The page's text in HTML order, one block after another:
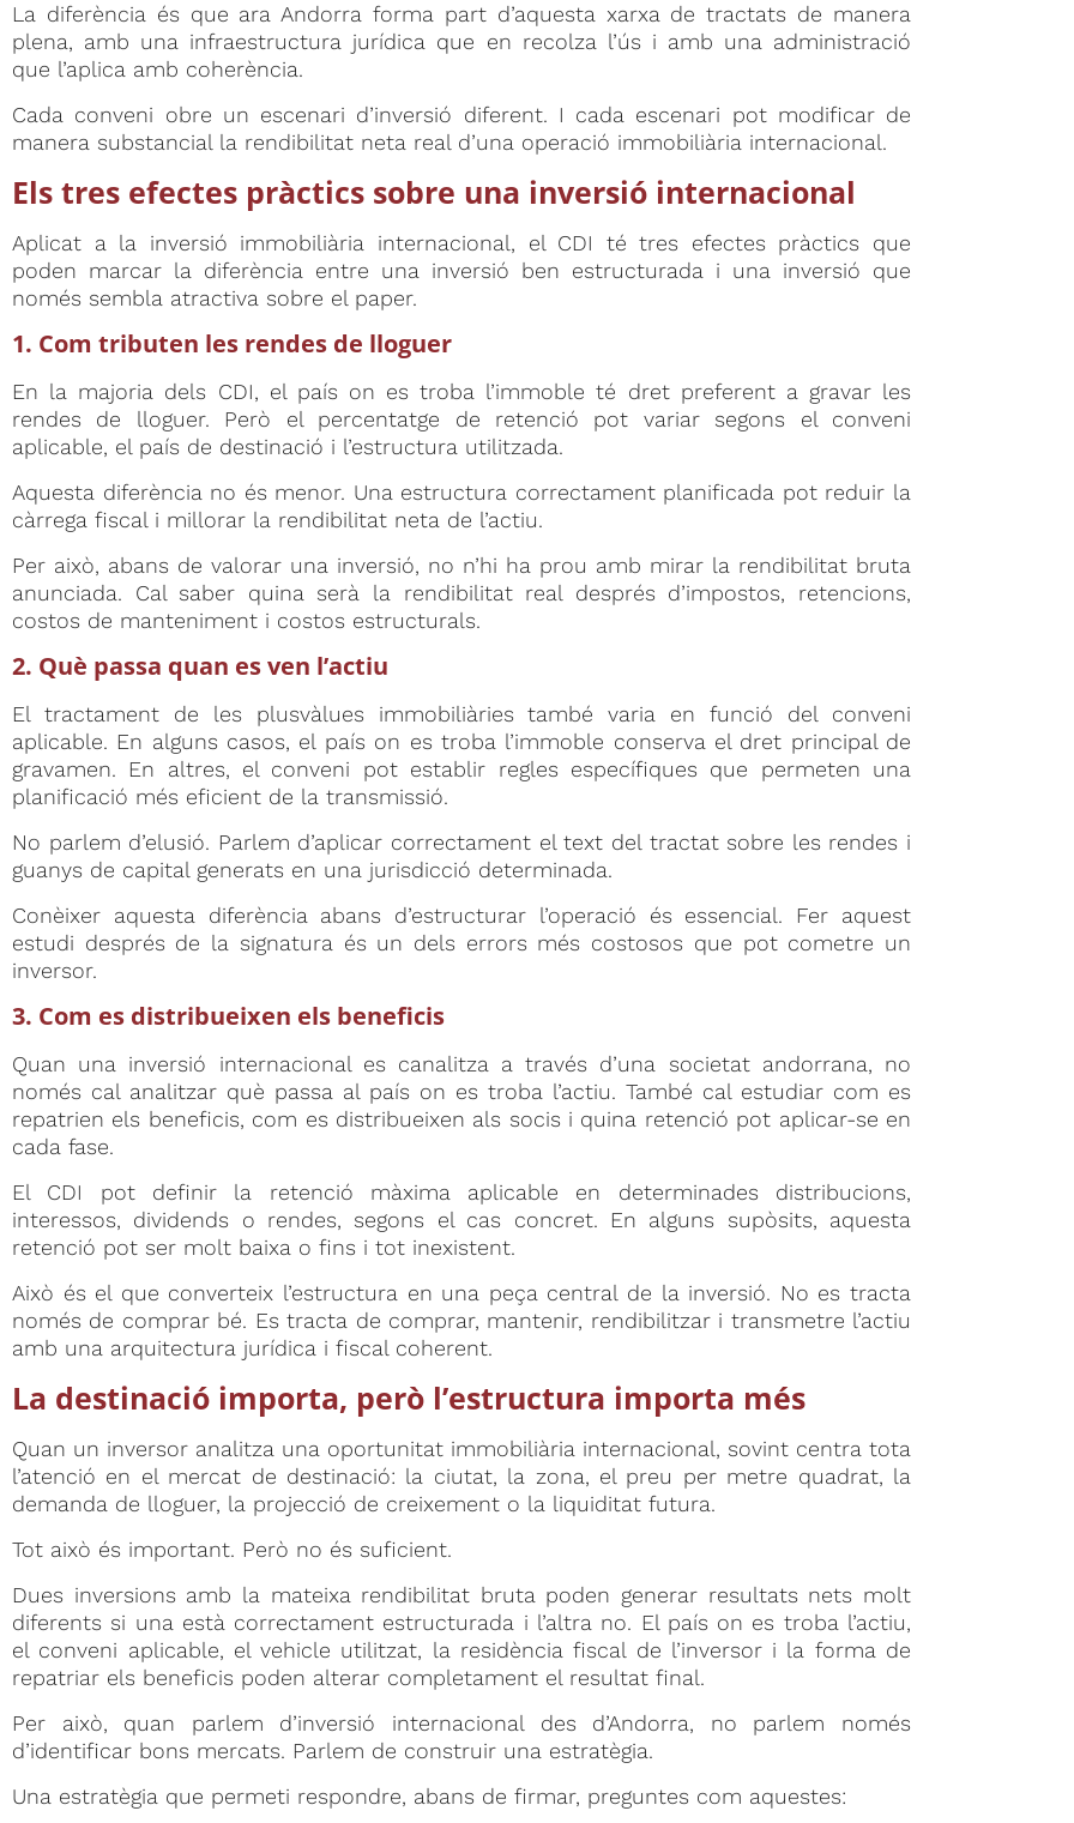
La diferència és que ara Andorra forma part d’aquesta xarxa de tractats de manera
plena, amb una infraestructura jurídica que en recolza l’ús i amb una administració
que l’aplica amb coherència.
Cada conveni obre un escenari d’inversió diferent. I cada escenari pot modificar de
manera substancial la rendibilitat neta real d’una operació immobiliària internacional.
Els tres efectes pràctics sobre una inversió internacional
Aplicat a la inversió immobiliària internacional, el CDI té tres efectes pràctics que
poden marcar la diferència entre una inversió ben estructurada i una inversió que
només sembla atractiva sobre el paper.
1. Com tributen les rendes de lloguer
En la majoria dels CDI, el país on es troba l’immoble té dret preferent a gravar les
rendes de lloguer. Però el percentatge de retenció pot variar segons el conveni
aplicable, el país de destinació i l’estructura utilitzada.
Aquesta diferència no és menor. Una estructura correctament planificada pot reduir la
càrrega fiscal i millorar la rendibilitat neta de l’actiu.
Per això, abans de valorar una inversió, no n’hi ha prou amb mirar la rendibilitat bruta
anunciada. Cal saber quina serà la rendibilitat real després d’impostos, retencions,
costos de manteniment i costos estructurals.
2. Què passa quan es ven l’actiu
El tractament de les plusvàlues immobiliàries també varia en funció del conveni
aplicable. En alguns casos, el país on es troba l’immoble conserva el dret principal de
gravamen. En altres, el conveni pot establir regles específiques que permeten una
planificació més eficient de la transmissió.
No parlem d’elusió. Parlem d’aplicar correctament el text del tractat sobre les rendes i
guanys de capital generats en una jurisdicció determinada.
Conèixer aquesta diferència abans d’estructurar l’operació és essencial. Fer aquest
estudi després de la signatura és un dels errors més costosos que pot cometre un
inversor.
3. Com es distribueixen els beneficis
Quan una inversió internacional es canalitza a través d’una societat andorrana, no
només cal analitzar què passa al país on es troba l’actiu. També cal estudiar com es
repatrien els beneficis, com es distribueixen als socis i quina retenció pot aplicar-se en
cada fase.
El CDI pot definir la retenció màxima aplicable en determinades distribucions,
interessos, dividends o rendes, segons el cas concret. En alguns supòsits, aquesta
retenció pot ser molt baixa o fins i tot inexistent.
Això és el que converteix l’estructura en una peça central de la inversió. No es tracta
només de comprar bé. Es tracta de comprar, mantenir, rendibilitzar i transmetre l’actiu
amb una arquitectura jurídica i fiscal coherent.
La destinació importa, però l’estructura importa més
Quan un inversor analitza una oportunitat immobiliària internacional, sovint centra tota
l’atenció en el mercat de destinació: la ciutat, la zona, el preu per metre quadrat, la
demanda de lloguer, la projecció de creixement o la liquiditat futura.
Tot això és important. Però no és suficient.
Dues inversions amb la mateixa rendibilitat bruta poden generar resultats nets molt
diferents si una està correctament estructurada i l’altra no. El país on es troba l’actiu,
el conveni aplicable, el vehicle utilitzat, la residència fiscal de l’inversor i la forma de
repatriar els beneficis poden alterar completament el resultat final.
Per això, quan parlem d’inversió internacional des d’Andorra, no parlem només
d’identificar bons mercats. Parlem de construir una estratègia.
Una estratègia que permeti respondre, abans de firmar, preguntes com aquestes: